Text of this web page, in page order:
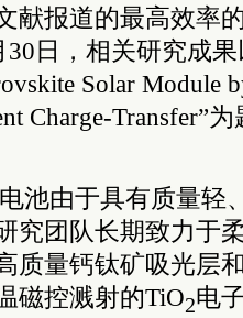
献报道的最高效率
日，相关研究成果
Solar Module
Charge-Transfer”
池由于具有质量轻
究团队长期致力于
质量钙钛矿吸光层
磁控溅射的TiO2电